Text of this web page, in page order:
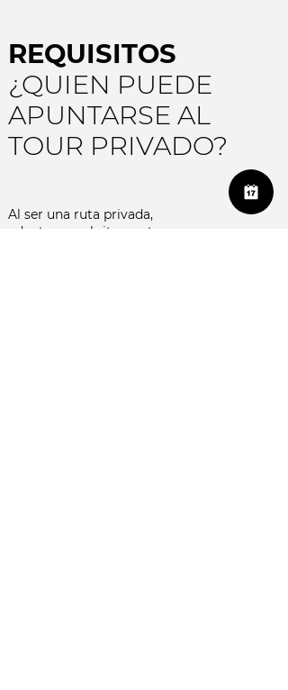
REQUISITOS
¿QUIEN PUEDE
APUNTARSE AL
TOUR PRIVADO?
Al ser una ruta privada,
adaptamos el ritmo a tu grupo.